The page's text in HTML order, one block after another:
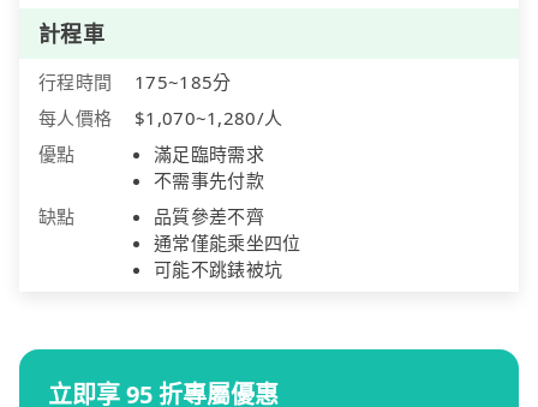
計程車
行程時間
175~185分
每人價格
$1,070~1,280/人
優點
滿足臨時需求
不需事先付款
缺點
品質參差不齊
通常僅能乘坐四位
可能不跳錶被坑
立即享 95 折專屬優惠